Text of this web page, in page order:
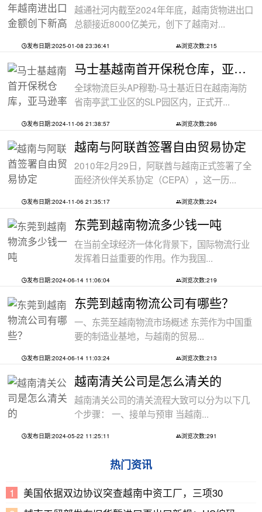
越通社河内截至2024年年底，越南货物进出口
总额接近8000亿美元，创下了越南对...
发布日期:2025-01-08 23:36:41 浏览次数:215
马士基越南首开保税仓库，亚马逊率先入
全球物流巨头AP穆勒-马士基近日在越南海防
省南亭武工业区的SLP园区内，正式开...
发布日期:2024-11-06 21:38:57 浏览次数:286
越南与阿联酋签署自由贸易协定
2010年2月29日，阿联酋与越南正式签署了全
面经济伙伴关系协定（CEPA），这一历...
发布日期:2024-11-06 21:35:17 浏览次数:224
东莞到越南物流多少钱一吨
在当前全球经济一体化背景下，国际物流行业
发挥着日益重要的作用。作为我国...
发布日期:2024-06-14 11:06:04 浏览次数:219
东莞到越南物流公司有哪些？
一、东莞至越南物流市场概述 东莞作为中国重
要的制造业基地，与越南的贸易...
发布日期:2024-06-14 11:03:24 浏览次数:213
越南清关公司是怎么清关的
越南清关公司的清关流程大致可以分为以下几
个步骤： 一、接单与预审 当越南...
发布日期:2024-05-22 11:25:11 浏览次数:291
热门资讯
美国依据双边协议突查越南中资工厂，三项30